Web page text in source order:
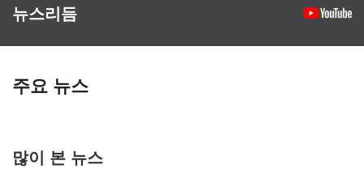
뉴스리듬
주요 뉴스
많이 본 뉴스